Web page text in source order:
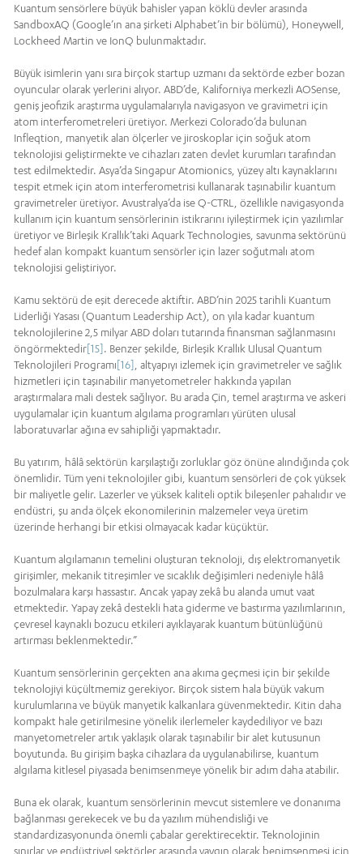
Kuantum sensörlere büyük bahisler yapan köklü devler arasında
SandboxAQ (Google’ın ana şirketi Alphabet’in bir bölümü), Honeywell,
Lockheed Martin ve IonQ bulunmaktadır.
Büyük isimlerin yanı sıra birçok startup uzmanı da sektörde ezber bozan
oyuncular olarak yerlerini alıyor. ABD’de, Kaliforniya merkezli AOSense,
geniş jeofizik araştırma uygulamalarıyla navigasyon ve gravimetri için
atom interferometreleri üretiyor. Merkezi Colorado’da bulunan
Infleqtion, manyetik alan ölçerler ve jiroskoplar için soğuk atom
teknolojisi geliştirmekte ve cihazları zaten devlet kurumları tarafından
test edilmektedir. Asya’da Singapur Atomionics, yüzey altı kaynaklarını
tespit etmek için atom interferometrisi kullanarak taşınabilir kuantum
gravimetreler üretiyor. Avustralya’da ise Q-CTRL, özellikle navigasyonda
kullanım için kuantum sensörlerinin istikrarını iyileştirmek için yazılımlar
üretiyor ve Birleşik Krallık’taki Aquark Technologies, savunma sektörünü
hedef alan kompakt kuantum sensörler için lazer soğutmalı atom
teknolojisi geliştiriyor.
Kamu sektörü de eşit derecede aktiftir. ABD’nin 2025 tarihli Kuantum
Liderliği Yasası (Quantum Leadership Act), on yıla kadar kuantum
teknolojilerine 2,5 milyar ABD doları tutarında finansman sağlanmasını
öngörmektedir[15]. Benzer şekilde, Birleşik Krallık Ulusal Quantum
Teknolojileri Programı[16] , altyapıyı izlemek için gravimetreler ve sağlık
hizmetleri için taşınabilir manyetometreler hakkında yapılan
araştırmalara mali destek sağlıyor. Bu arada Çin, temel araştırma ve askeri
uygulamalar için kuantum algılama programları yürüten ulusal
laboratuvarlar ağına ev sahipliği yapmaktadır.
Bu yatırım, hâlâ sektörün karşılaştığı zorluklar göz önüne alındığında çok
önemlidir. Tüm yeni teknolojiler gibi, kuantum sensörleri de çok yüksek
bir maliyetle gelir. Lazerler ve yüksek kaliteli optik bileşenler pahalıdır ve
endüstri, şu anda ölçek ekonomilerinin malzemeler veya üretim
üzerinde herhangi bir etkisi olmayacak kadar küçüktür.
Kuantum algılamanın temelini oluşturan teknoloji, dış elektromanyetik
girişimler, mekanik titreşimler ve sıcaklık değişimleri nedeniyle hâlâ
bozulmalara karşı hassastır. Ancak yapay zekâ bu alanda umut vaat
etmektedir. Yapay zekâ destekli hata giderme ve bastırma yazılımlarının,
çevresel kaynaklı bozucu etkileri ayıklayarak kuantum bütünlüğünü
artırması beklenmektedir.”
Kuantum sensörlerinin gerçekten ana akıma geçmesi için bir şekilde
teknolojiyi küçültmemiz gerekiyor. Birçok sistem hala büyük vakum
kurulumlarına ve büyük manyetik kalkanlara güvenmektedir. Kitin daha
kompakt hale getirilmesine yönelik ilerlemeler kaydediliyor ve bazı
manyetometreler artık yaklaşık olarak taşınabilir bir alet kutusunun
boyutunda. Bu girişim başka cihazlara da uygulanabilirse, kuantum
algılama kitlesel piyasada benimsenmeye yönelik bir adım daha atabilir.
Buna ek olarak, kuantum sensörlerinin mevcut sistemlere ve donanıma
bağlanması gerekecek ve bu da yazılım mühendisliği ve
standardizasyonunda önemli çabalar gerektirecektir. Teknolojinin
sınırlar ve endüstriyel sektörler arasında yaygın olarak benimsenmesi için